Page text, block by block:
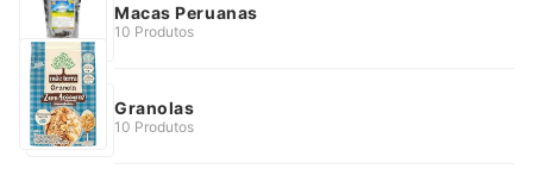
Macas Peruanas
10 Produtos
Granolas
10 Produtos